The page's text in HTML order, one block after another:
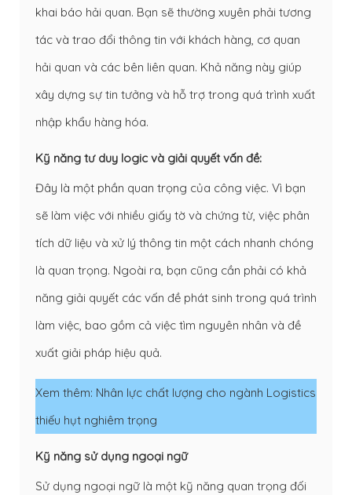
khai báo hải quan. Bạn sẽ thường xuyên phải tương
tác và trao đổi thông tin với khách hàng, cơ quan
hải quan và các bên liên quan. Khả năng này giúp
xây dựng sự tin tưởng và hỗ trợ trong quá trình xuất
nhập khẩu hàng hóa.
Kỹ năng tư duy logic và giải quyết vấn đề:
Đây là một phần quan trọng của công việc. Vì bạn
sẽ làm việc với nhiều giấy tờ và chứng từ, việc phân
tích dữ liệu và xử lý thông tin một cách nhanh chóng
là quan trọng. Ngoài ra, bạn cũng cần phải có khả
năng giải quyết các vấn đề phát sinh trong quá trình
làm việc, bao gồm cả việc tìm nguyên nhân và đề
xuất giải pháp hiệu quả.
Xem thêm: Nhân lực chất lượng cho ngành Logistics
thiếu hụt nghiêm trọng
Kỹ năng sử dụng ngoại ngữ
Sử dụng ngoại ngữ là một kỹ năng quan trọng đối